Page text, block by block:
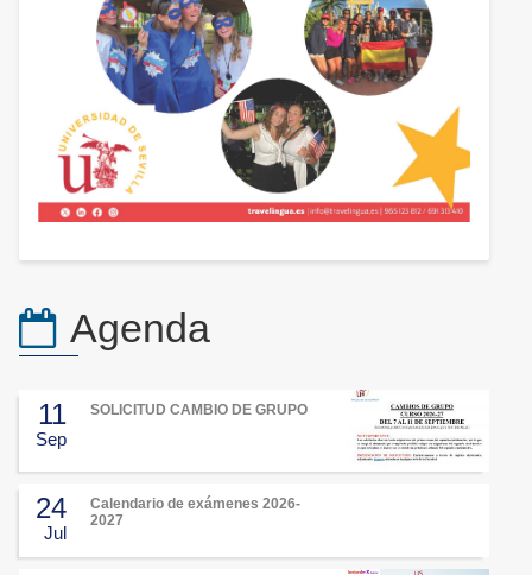
Agenda
11
Sep
SOLICITUD CAMBIO DE GRUPO
24
Jul
Calendario de exámenes 2026-
2027